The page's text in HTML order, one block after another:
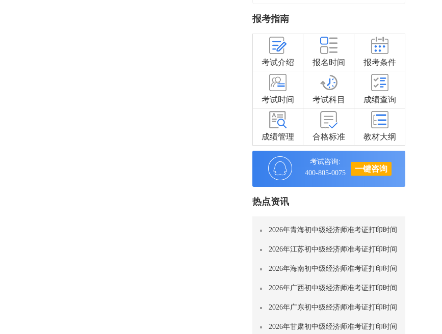
报考指南
考试介绍 报名时间 报考条件
考试时间 考试科目 成绩查询
成绩管理 合格标准 教材大纲
考试咨询:
400-805-0075
一键咨询
热点资讯
2026年青海初中级经济师准考证打印时间
2026年江苏初中级经济师准考证打印时间
2026年海南初中级经济师准考证打印时间
2026年广西初中级经济师准考证打印时间
2026年广东初中级经济师准考证打印时间
2026年甘肃初中级经济师准考证打印时间